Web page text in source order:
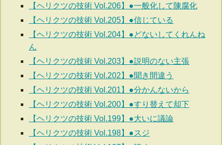
【ヘリクツの技術 Vol.206】●一般化して陳腐化
【ヘリクツの技術 Vol.205】●信じている
【ヘリクツの技術 Vol.204】●どないしてくれんね
ん
【ヘリクツの技術 Vol.203】●説明のない主張
【ヘリクツの技術 Vol.202】●聞き間違う
【ヘリクツの技術 Vol.201】●分かんないから
【ヘリクツの技術 Vol.200】●すり替えて却下
【ヘリクツの技術 Vol.199】●大いに議論
【ヘリクツの技術 Vol.198】●スジ